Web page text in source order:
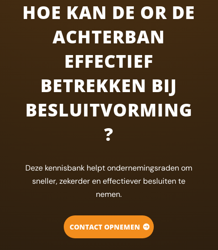
HOE KAN DE OR DE
ACHTERBAN
EFFECTIEF
BETREKKEN BIJ
BESLUITVORMING
?
Deze kennisbank helpt ondernemingsraden om
sneller, zekerder en effectiever besluiten te
nemen.
CONTACT OPNEMEN